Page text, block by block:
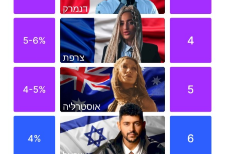
אדום
פרסמו
אחרינו: